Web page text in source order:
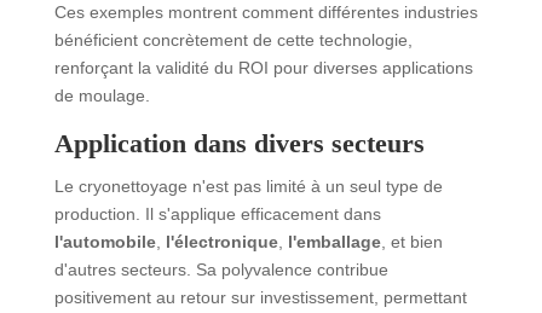
Ces exemples montrent comment différentes industries
bénéficient concrètement de cette technologie,
renforçant la validité du ROI pour diverses applications
de moulage.
Application dans divers secteurs
Le cryonettoyage n'est pas limité à un seul type de
production. Il s'applique efficacement dans
l'automobile, l'électronique, l'emballage, et bien
d'autres secteurs. Sa polyvalence contribue
positivement au retour sur investissement, permettant